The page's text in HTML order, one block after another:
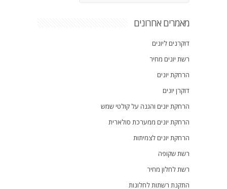
מאמרים אחרונים
דוקרנים ליונים
רשת יונים מחיר
הרחקת יונים
דוקרן יונים
הרחקת יונים והגנה על קולטי שמש
הרחקת יונים ממערכת סולארית
הרחקת יונים לצמיתות
רשת שקופה
רשת לחלון מחיר
התקנת רשתות לחלונות